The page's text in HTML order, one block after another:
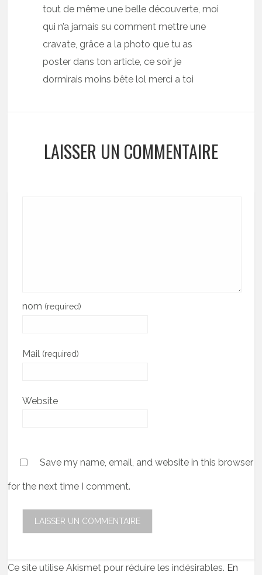
tout de même une belle découverte, moi
qui n’a jamais su comment mettre une
cravate, grâce a la photo que tu as
poster dans ton article, ce soir je
dormirais moins bête lol merci a toi
LAISSER UN COMMENTAIRE
nom (required)
Mail (required)
Website
Save my name, email, and website in this browser
for the next time I comment.
Ce site utilise Akismet pour réduire les indésirables. En